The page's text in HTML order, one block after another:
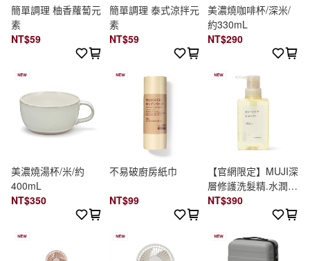
簡單調理 柚香蘿蔔元
素
NT$59
簡單調理 泰式涼拌元
素
NT$59
美濃燒咖啡杯/深米/
約330mL
NT$290
美濃燒湯杯/米/約
400mL
NT$350
不易破廚房紙巾
NT$99
【官網限定】MUJI深
層修護洗髮精.水潤保
濕/400ml
NT$390